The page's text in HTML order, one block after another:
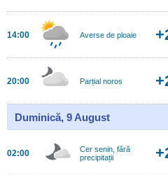
14:00 Averse de ploaie
20:00 Parțial noros
Duminică, 9 August
02:00
Cer senin, fără
precipitații